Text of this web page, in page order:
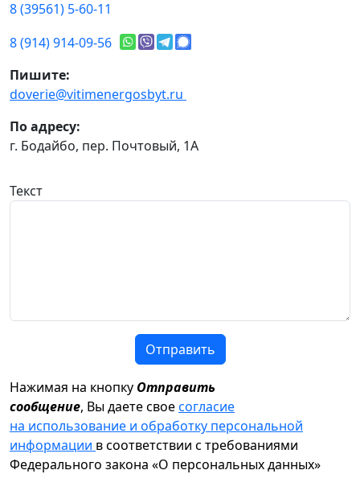
8 (39561) 5-60-11
8 (914) 914-09-56
Пишите:
doverie@vitimenergosbyt.ru
По адресу:
г. Бодайбо, пер. Почтовый, 1А
Текст
Отправить
Нажимая на кнопку Отправить
сообщение, Вы даете своесогласие
на использование и обработку персональной
информации в соответствии с требованиями
Федерального закона «О персональных данных»